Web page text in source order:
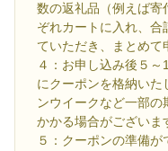
数の返礼品（例えば
ぞれカートに入れ、合
ていただき、まとめて
４：お申し込み後５
にクーポンを格納い
ンウイークなど一部
かかる場合がございま
５：クーポンの準備